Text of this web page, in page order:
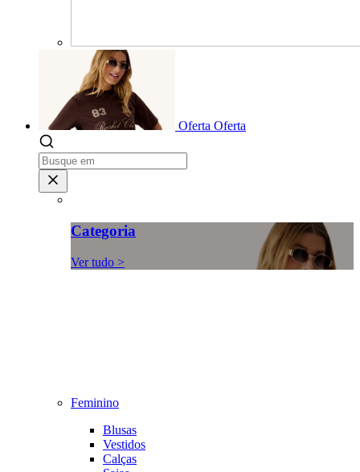
Oferta Oferta
Categoria
Ver tudo >
Feminino
Blusas
Vestidos
Calças